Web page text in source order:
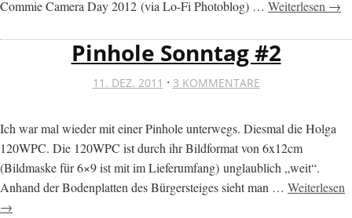
Commie Camera Day 2012 (via Lo-Fi Photoblog) … Weiterlesen →
Pinhole Sonntag #2
11. DEZ. 2011 · 3 KOMMENTARE
Ich war mal wieder mit einer Pinhole unterwegs. Diesmal die Holga
120WPC. Die 120WPC ist durch ihr Bildformat von 6x12cm
(Bildmaske für 6×9 ist mit im Lieferumfang) unglaublich „weit“.
Anhand der Bodenplatten des Bürgersteiges sieht man … Weiterlesen
→